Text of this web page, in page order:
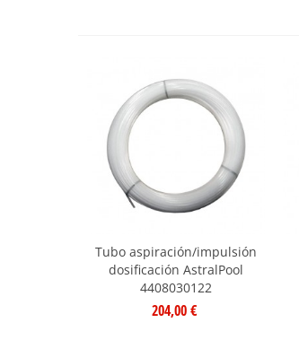
Tubo aspiración/impulsión
dosificación AstralPool
4408030122
204,00 €